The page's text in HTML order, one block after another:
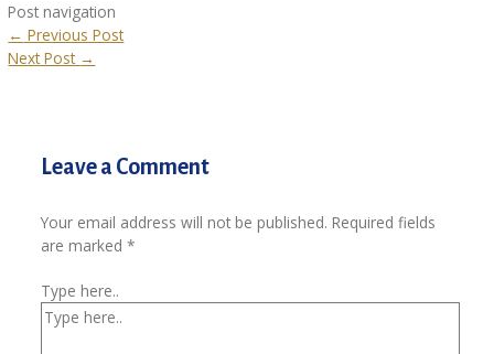
Post navigation
← Previous Post
Next Post →
Leave a Comment
Your email address will not be published. Required fields
are marked *
Type here..